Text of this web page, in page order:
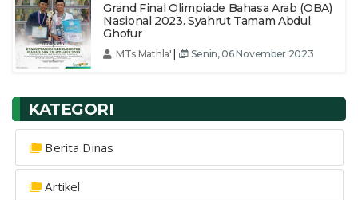
Grand Final Olimpiade Bahasa Arab (OBA)
Nasional 2023. Syahrut Tamam Abdul
Ghofur
MTs Mathla' Senin, 06 November 2023
KATEGORI
Berita Dinas
Artikel